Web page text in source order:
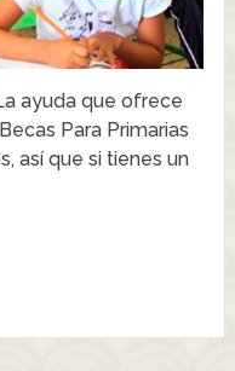
ayuda que ofrece
Para Primarias
así que si tienes un